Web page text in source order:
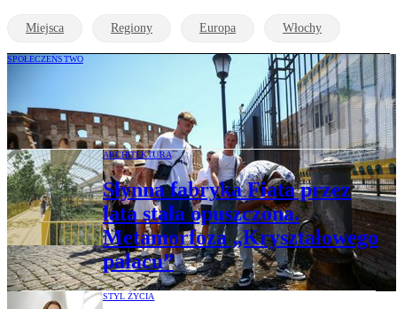
Miejsca Regiony Europa Włochy
SPOŁECZEŃSTWO
Żar zaleje Włochy po raz trzeci tego lata.
Będzie nawet plus 45 stopni
ARCHITEKTURA
Słynna fabryka Fiata przez
lata stała opuszczona.
Metamorfoza „Kryształowego
pałacu”
STYL ŻYCIA